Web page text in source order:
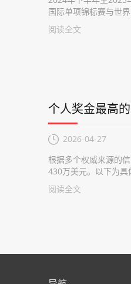
国际单项锦标赛与世
阅读全文
个人奖金最高
2026-04-27
根据多个权威来源的
430万美元。以下为
阅读全文